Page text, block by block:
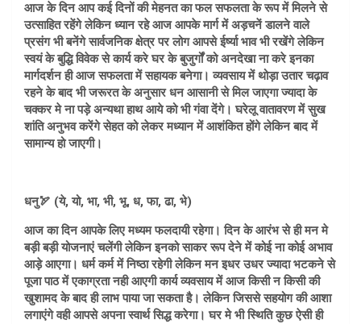
आज के दिन आप कई दिनों की मेहनत का फल सफलता के रूप में मिलने से
उत्साहित रहेंगे लेकिन ध्यान रहे आज आपके मार्ग में अड़चनें डालने वाले
प्रसंग भी बनेंगे सार्वजनिक क्षेत्र पर लोग आपसे ईर्ष्या भाव भी रखेंगे लेकिन
स्वयं के बुद्धि विवेक से कार्य करे घर के बुजुर्गों को अनदेखा ना करे इनका
मार्गदर्शन ही आज सफलता में सहायक बनेगा। व्यवसाय में थोड़ा उतार चढ़ाव
रहने के बाद भी जरूरत के अनुसार धन आसानी से मिल जाएगा ज्यादा के
चक्कर मे ना पड़े अन्यथा हाथ आये को भी गंवा देंगे। घरेलू वातावरण में सुख
शांति अनुभव करेंगे सेहत को लेकर मध्यान में आशंकित होंगे लेकिन बाद में
सामान्य हो जाएगी।
धनु🏹 (ये, यो, भा, भी, भू, ध, फा, ढा, भे)
आज का दिन आपके लिए मध्यम फलदायी रहेगा। दिन के आरंभ से ही मन मे
बड़ी बड़ी योजनाएं चलेंगी लेकिन इनको साकर रूप देने में कोई ना कोई अभाव
आड़े आएगा। धर्म कर्म में निष्ठा रहेगी लेकिन मन इधर उधर ज्यादा भटकने से
पूजा पाठ में एकाग्रता नही आएगी कार्य व्यवसाय में आज किसी न किसी की
खुशामद के बाद ही लाभ पाया जा सकता है। लेकिन जिससे सहयोग की आशा
लगाएंगे वही आपसे अपना स्वार्थ सिद्ध करेगा। घर मे भी स्थिति कुछ ऐसी ही